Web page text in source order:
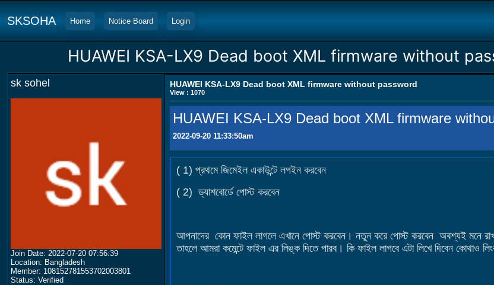
SKSOHA Home Notice Board Login
HUAWEI KSA-LX9 Dead boot XML firmware without
sk sohel
Join Date: 2022-07-20 07:56:39
Location: Bangladesh
Member: 108152781553702003801
Status: Verified
HUAWEI KSA-LX9 Dead boot XML firmware without password
View : 1070
HUAWEI KSA-LX9 Dead boot XML firmware
2022-09-20 11:33:50am
( 1) প্রথমে জিমেইল একাউন্টে লগইন করবেন
( 2) ড্যাশবোর্ডে পোস্ট করবেন
আপনাদের কোন ফাইল লাগলে এখানে পোস্ট করবেন। নতুন করে পোস্ট করবেন অবশ্যই মনে
তাহলে আমরা কমেন্টে ফাইল এর লিঙ্ক দিতে পারব। কি ফাইল লাগবে এটা লিখে দিবেন কোথাও